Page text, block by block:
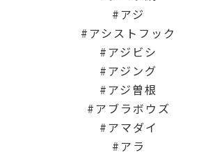
アジ
アシストフック
アジビシ
アジング
アジ曽根
アブラボウズ
アマダイ
アラ